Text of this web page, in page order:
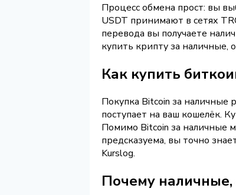
Процесс обмена прост: вы
USDT принимают в сетях
перевода вы получаете
купить крипту за наличные,
Как купить
Покупка Bitcoin за наличные
поступает на ваш кошелёк.
Помимо Bitcoin за наличные
предсказуема, вы точно
Kurslog.
Почему наличные,